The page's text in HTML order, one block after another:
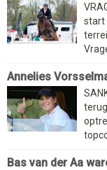
start
Annelies
Bas van der Aa